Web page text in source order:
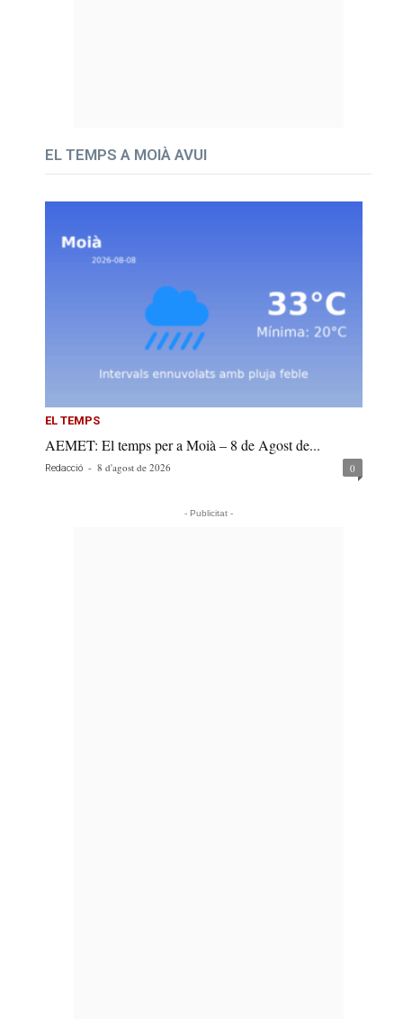
EL TEMPS A MOIÀ AVUI
EL TEMPS
AEMET: El temps per a Moià – 8 de Agost de...
Redacció - 8 d'agost de 2026 0
- Publicitat -